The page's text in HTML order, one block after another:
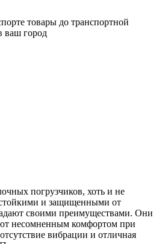
товары до транспортной
ваш город
погрузчиков, хоть и не
и защищенными от
своими преимуществами. Они
несомненным комфортом при
вибрации и отличная